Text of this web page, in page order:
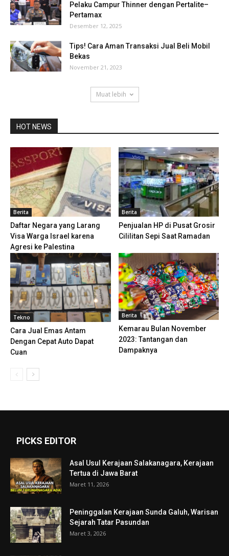
Pelaku Campur Thinner dengan Pertalite–
Pertamax
Desember 12, 2025
Tips! Cara Aman Transaksi Jual Beli Mobil
Bekas
November 21, 2023
Muat lebih
HOT NEWS
Berita
Daftar Negara yang Larang
Visa Warga Israel karena
Agresi ke Palestina
Berita
Penjualan HP di Pusat Grosir
Cililitan Sepi Saat Ramadan
Tekno
Cara Jual Emas Antam
Dengan Cepat Auto Dapat
Cuan
Berita
Kemarau Bulan November
2023: Tantangan dan
Dampaknya
PICKS EDITOR
Asal Usul Kerajaan Salakanagara, Kerajaan
Tertua di Jawa Barat
Maret 11, 2026
Peninggalan Kerajaan Sunda Galuh, Warisan
Sejarah Tatar Pasundan
Maret 3, 2026